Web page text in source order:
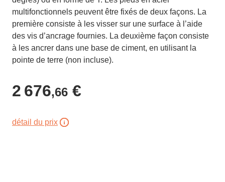
multifonctionnels peuvent être fixés de deux façons. La
première consiste à les visser sur une surface à l’aide
des vis d’ancrage fournies. La deuxième façon consiste
à les ancrer dans une base de ciment, en utilisant la
pointe de terre (non incluse).
2 676,66 €
détail du prix